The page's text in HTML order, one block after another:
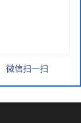
微信扫一扫